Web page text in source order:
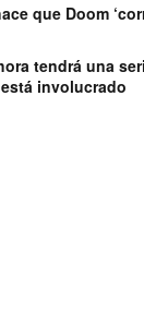
que Doom
tendrá una
involucrado